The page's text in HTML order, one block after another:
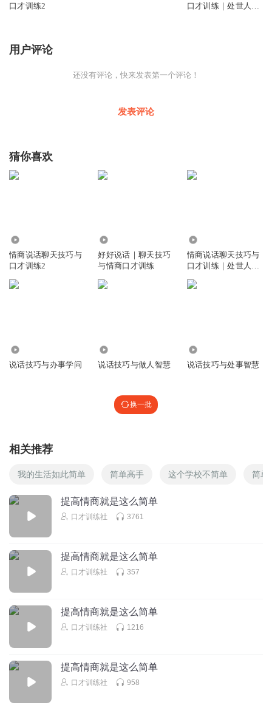
口才训练2
口才训练｜处世人际
用户评论
还没有评论，快来发表第一个评论！
发表评论
猜你喜欢
情商说话聊天技巧与
口才训练2
好好说话｜聊天技巧
与情商口才训练
情商说话聊天技巧与
口才训练｜处世人际
说话技巧与办事学问 说话技巧与做人智慧 说话技巧与处事智慧
换一批
相关推荐
我的生活如此简单 简单高手 这个学校不简单 简单
提高情商就是这么简单
口才训练社 3761
提高情商就是这么简单
口才训练社 357
提高情商就是这么简单
口才训练社 1216
提高情商就是这么简单
口才训练社 958